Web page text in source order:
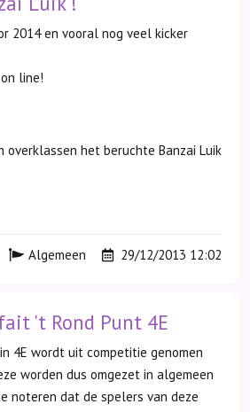
2014 en vooral nog veel kicker
line!
overklassen het beruchte Banzai Luik
Algemeen 29/12/2013 12:02
't Rond Punt 4E
4E wordt uit competitie genomen
worden dus omgezet in algemeen
noteren dat de spelers van deze